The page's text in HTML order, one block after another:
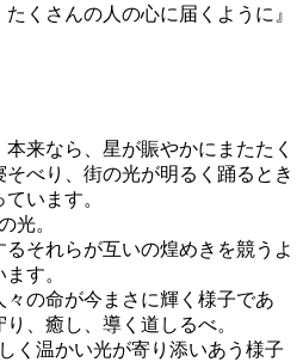
くさんの人の心に届くように』
来なら、星が賑やかにまたたく
べり、街の光が明るく踊るとき
います。
光。
それらが互いの煌めきを競うよ
す。
々の命が今まさに輝く様子であ
、癒し、導く道しるべ。
く温かい光が寄り添いあう様子